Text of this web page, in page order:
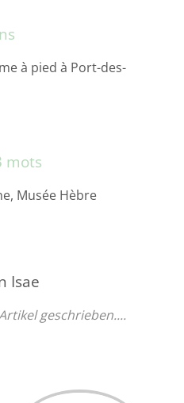
à pied à Port-des-
mots
Musée Hèbre
Isae
geschrieben....